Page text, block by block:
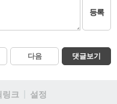
등록
다음 댓글보기
링크
설정